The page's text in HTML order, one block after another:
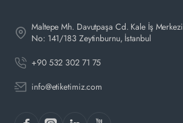
Maltepe Mh. Davutpaşa Cd. Kale İş Merkezi
No: 141/183 Zeytinburnu, İstanbul
+90 532 302 71 75
info@etiketimiz.com